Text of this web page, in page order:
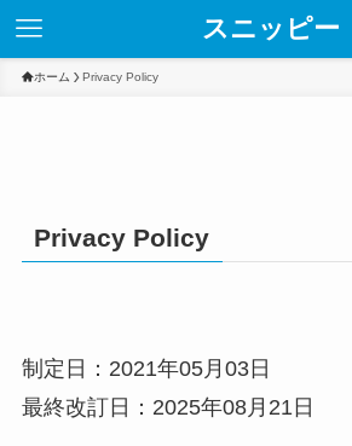
スニッピー
ホーム Privacy Policy
Privacy Policy
制定日：2021年05月03日
最終改訂日：2025年08月21日